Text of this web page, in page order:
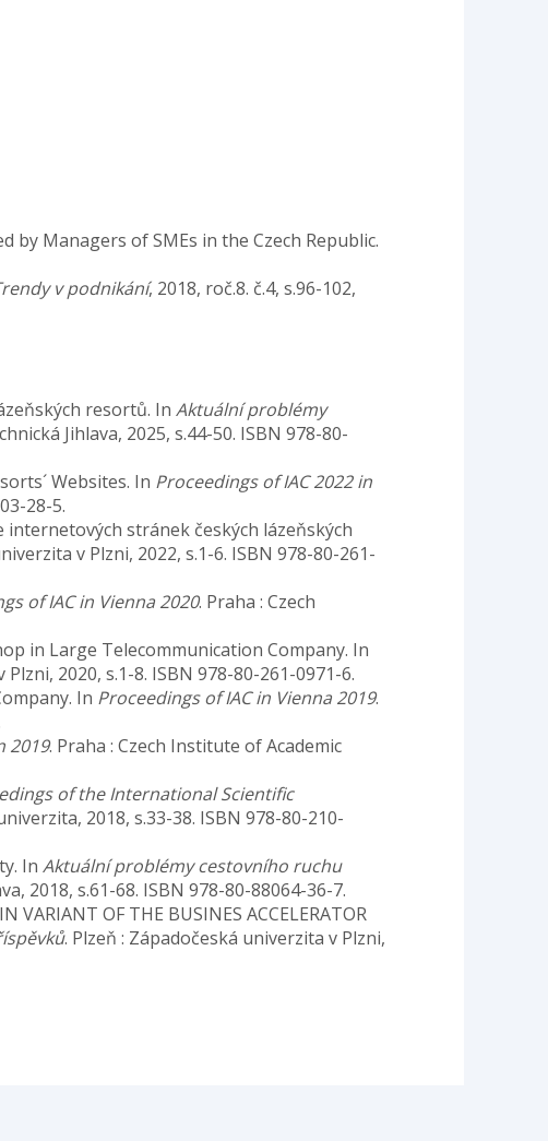
by Managers of SMEs in the Czech Republic.
v podnikání, 2018, roč.8. č.4, s.96-102,
resortů. In Aktuální problémy
Jihlava, 2025, s.44-50. ISBN 978-80-
Websites. In Proceedings of IAC 2022 in
28-5.
stránek českých lázeňských
v Plzni, 2022, s.1-6. ISBN 978-80-261-
of IAC in Vienna 2020. Praha : Czech
in Large Telecommunication Company. In
2020, s.1-8. ISBN 978-80-261-0971-6.
In Proceedings of IAC in Vienna 2019.
2019. Praha : Czech Institute of Academic
of the International Scientific
2018, s.33-38. ISBN 978-80-210-
In Aktuální problémy cestovního ruchu
2018, s.61-68. ISBN 978-80-88064-36-7.
VARIANT OF THE BUSINES ACCELERATOR
. Plzeň : Západočeská univerzita v Plzni,